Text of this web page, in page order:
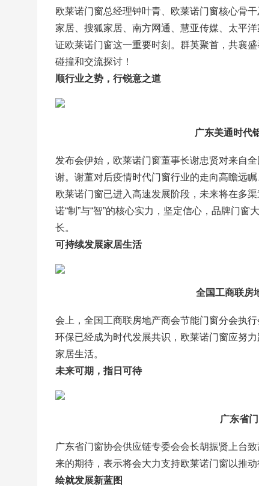
欧莱诺门窗总经理钟叶青、欧莱诺门窗核心骨
家居、搜狐家居、南方网通、慧亚传媒、太平
证欧莱诺门窗这一重要时刻。群英聚首，共襄
碰撞和交流探讨！
顺行业之势，行锐意之道
广东美通时代
发布会伊始，欧莱诺门窗董事长谢忠贤对来自
谢。谢董对后疫情时代门窗行业的走向高瞻远
欧莱诺门窗已进入高速发展阶段，未来将在多
诺“制”与“智”的核心实力，坚定信心，品牌门
长。
可持续发展家居生活
全国工商联房
会上，全国工商联房地产商会节能门窗分会执
环保已经成为时代发展共识，欧莱诺门窗应努
家居生活。
未来可期，指日可待
广东省
广东省门窗协会供应链专委会会长胡振贤上台
来的期待，表示将会大力支持欧莱诺门窗以推动
绘就发展新蓝图